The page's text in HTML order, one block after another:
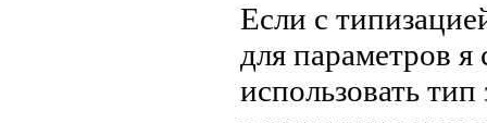
Если с
для параметров я
использовать